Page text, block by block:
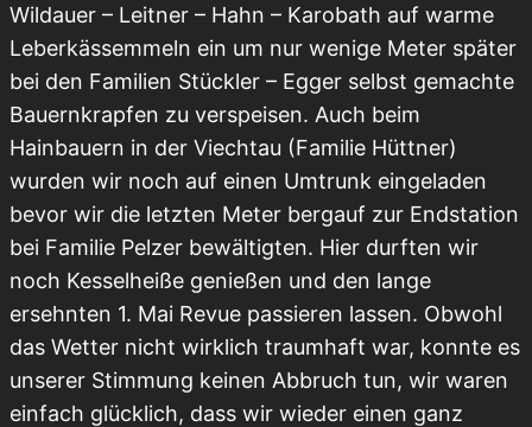
Wildauer – Leitner – Hahn – Karobath auf warme
Leberkässemmeln ein um nur wenige Meter später
bei den Familien Stückler – Egger selbst gemachte
Bauernkrapfen zu verspeisen. Auch beim
Hainbauern in der Viechtau (Familie Hüttner)
wurden wir noch auf einen Umtrunk eingeladen
bevor wir die letzten Meter bergauf zur Endstation
bei Familie Pelzer bewältigten. Hier durften wir
noch Kesselheiße genießen und den lange
ersehnten 1. Mai Revue passieren lassen. Obwohl
das Wetter nicht wirklich traumhaft war, konnte es
unserer Stimmung keinen Abbruch tun, wir waren
einfach glücklich, dass wir wieder einen ganz